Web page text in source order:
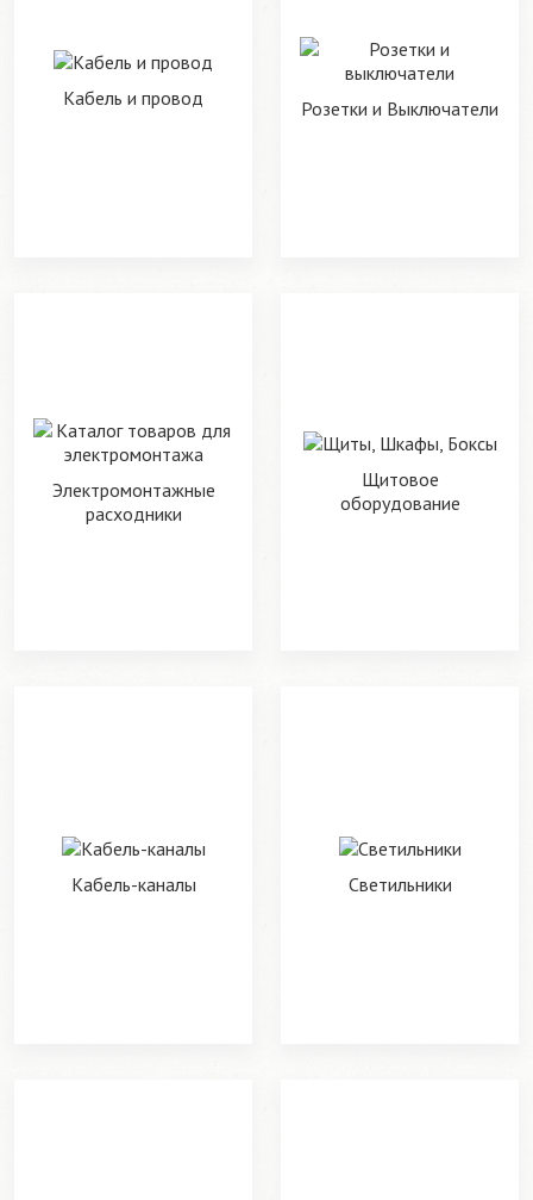
Кабель и провод Розетки и Выключатели
Электромонтажные
расходники
Щитовое
оборудование
Кабель-каналы Светильники